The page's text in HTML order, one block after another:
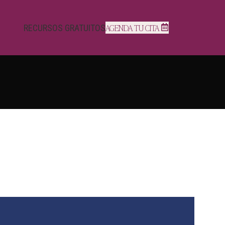
RECURSOS GRATUITOSAGENDA TU CITA